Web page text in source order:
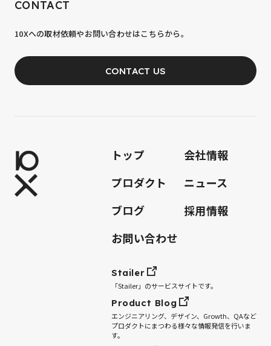
あなたの力が、必要です。
JOIN OUR TEAM
CONTACT
10Xへの取材依頼やお問い合わせはこちらから。
CONTACT US
トップ
会社情報
プロダクト
ニュース
ブログ
採用情報
お問い合わせ
Stailer
「Stailer」のサービスサイトです。
Product Blog
エンジニアリング、デザイン、Growth、QAなど
プロダクトにまつわる様々な情報発信を行いま
す。